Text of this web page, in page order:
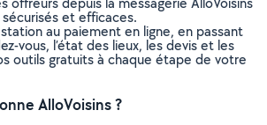
et efficaces.
au paiement en ligne, en passant
vous, l’état des lieux, les devis et les
outils gratuits à chaque étape de votre
AlloVoisins ?